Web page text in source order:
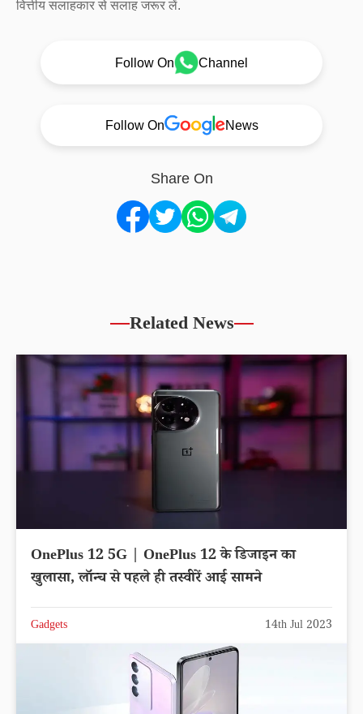
वित्तीय सलाहकार से सलाह जरूर लें.
Follow On Channel
Follow On News
Share On
Related News
OnePlus 12 5G | OnePlus 12 के डिजाइन का
खुलासा, लॉन्च से पहले ही तस्वीरें आई सामने
Gadgets 14th Jul 2023